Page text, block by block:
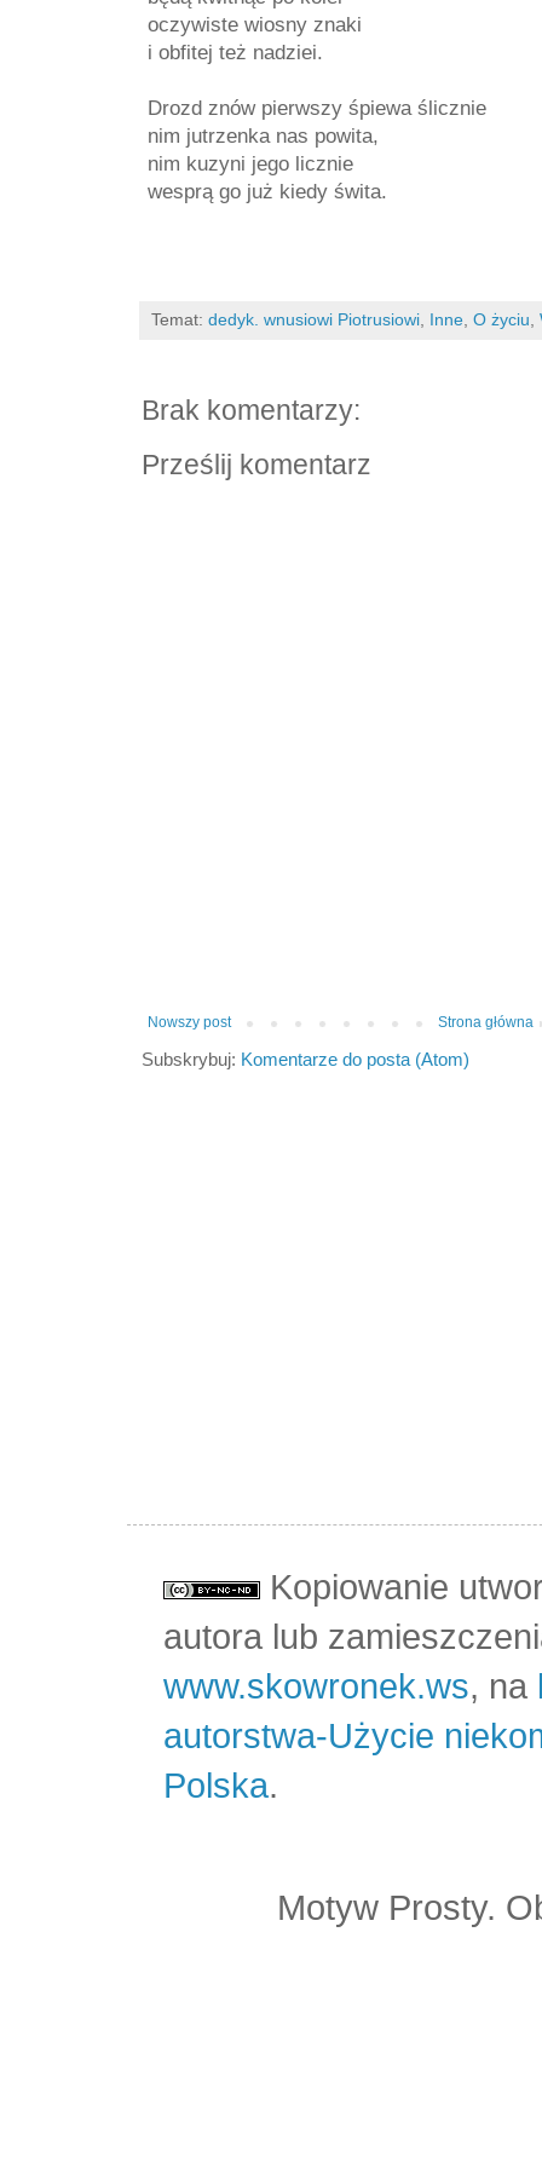
oczywiste wiosny znaki
i obfitej też nadziei.
Drozd znów pierwszy śpiewa ślicznie
nim jutrzenka nas powita,
nim kuzyni jego licznie
wesprą go już kiedy świta.
Temat: dedyk. wnusiowi Piotrusiowi Inne O życiu
Brak komentarzy:
Prześlij komentarz
Nowszy post Strona główna
Subskrybuj: Komentarze do posta (Atom)
Kopiowanie
autora lub
www.skowronek.ws, na
autorstwa-Użycie
Polska.
Motyw Prosty.